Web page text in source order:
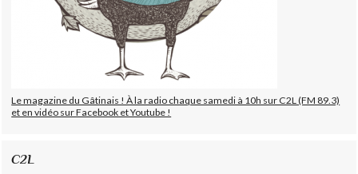
Le magazine du Gâtinais ! À la radio chaque samedi à 10h sur C2L (FM 89.3)
et en vidéo sur Facebook et Youtube !
C2L